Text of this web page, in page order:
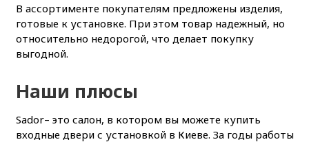
В ассортименте покупателям предложены изделия,
готовые к установке. При этом товар надежный, но
относительно недорогой, что делает покупку
выгодной.
Наши плюсы
Sador– это салон, в котором вы можете купить
входные двери с установкой в Киеве. За годы работы